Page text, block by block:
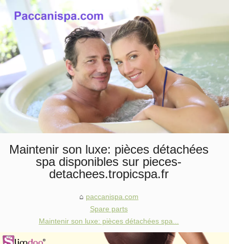
Maintenir son luxe: pièces détachées
spa disponibles sur pieces-
detachees.tropicspa.fr
paccanispa.com
Spare parts
Maintenir son luxe: pièces détachées spa...